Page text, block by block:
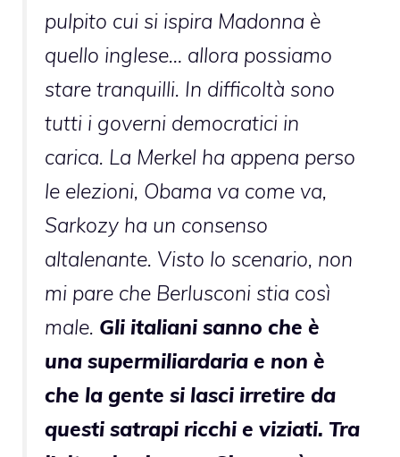
pulpito cui si ispira Madonna è
quello inglese… allora possiamo
stare tranquilli. In difficoltà sono
tutti i governi democratici in
carica. La Merkel ha appena perso
le elezioni, Obama va come va,
Sarkozy ha un consenso
altalenante. Visto lo scenario, non
mi pare che Berlusconi stia così
male. Gli italiani sanno che è
una supermiliardaria e non è
che la gente si lasci irretire da
questi satrapi ricchi e viziati. Tra